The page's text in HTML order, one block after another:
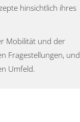
hinsichtlich ihres
Mobilität und der
Fragestellungen, und
Umfeld.